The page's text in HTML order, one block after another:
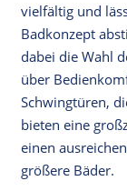
vielfältig und
Badkonzept
dabei die Wahl
über
Schwingtüren,
bieten eine
einen
größere Bäder.